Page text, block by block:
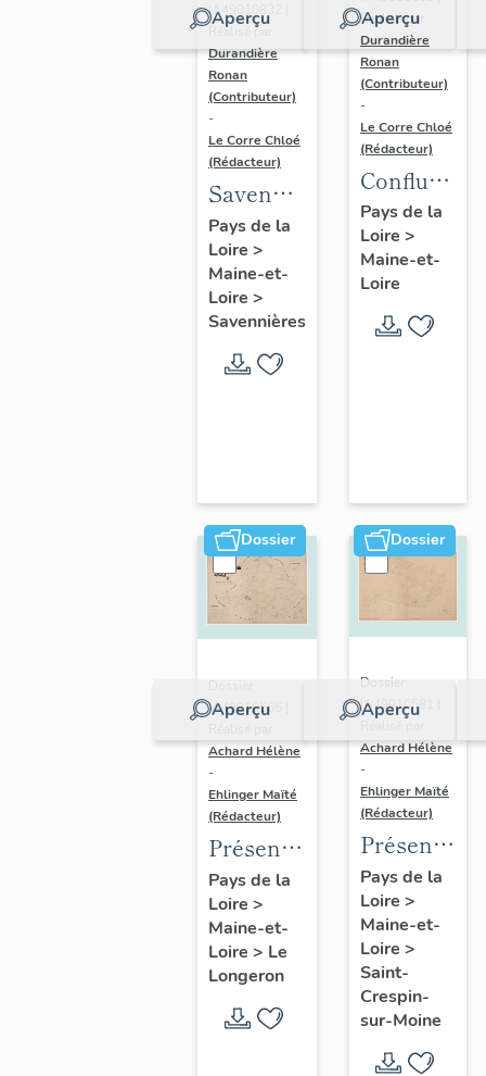
Aperçu
IA49010832 |
Réalisé par
Durandière
Ronan
(Contributeur)
-
Le Corre Chloé
(Rédacteur)
Savennières
:
présentation
de la
commune
Pays de la
Loire >
Maine-et-
Loire >
Savennières
Aperçu
Réalisé par
Durandière
Ronan
(Contributeur)
-
Le Corre Chloé
(Rédacteur)
Confluence
Maine-
Loire :
d'étude
Pays de la
Loire >
Maine-et-
Loire
Dossier
Aperçu
IA49010565 |
Achard Hélène
-
Ehlinger Maïté
(Rédacteur)
Présentation
du
patrimoine
industriel
de la
commune
du
Pays de la
Loire >
Maine-et-
Loire > Le
Longeron
Dossier
Aperçu
Dossier
IA49010581 |
Achard Hélène
-
Ehlinger Maïté
(Rédacteur)
du
patrimoine
industriel
de la
commune
de Saint-
Crespin-
Pays de la
Loire >
Maine-et-
Loire >
Saint-
Crespin-
sur-Moine